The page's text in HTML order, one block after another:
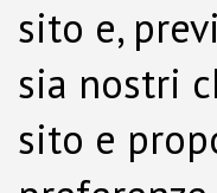
sito e,
sia nostri
sito e